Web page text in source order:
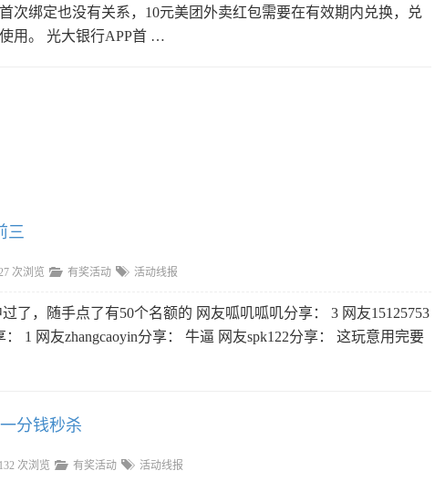
次绑定也没有关系，10元美团外卖红包需要在有效期内兑换，兑
用。 光大银行APP首 …
三
次浏览 有奖活动 活动线报
了，随手点了有50个名额的 网友呱叽呱叽分享： 3 网友15125753
1 网友zhangcaoyin分享： 牛逼 网友spk122分享： 这玩意用完要
分钱秒杀
132 次浏览 有奖活动 活动线报